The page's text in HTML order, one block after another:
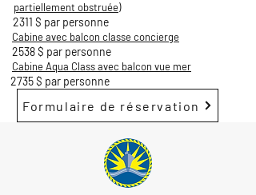
partiellement obstruée)
2311 $ par personne
Cabine avec balcon classe concierge
2538 $ par personne
Cabine Aqua Class avec balcon vue mer
2735 $ par personne
Formulaire de réservation